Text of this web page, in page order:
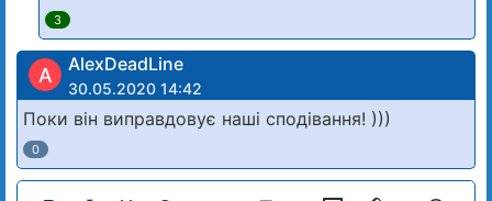
3
A AlexDeadLine
30.05.2020 14:42
Поки він виправдовує наші сподівання! )))
0